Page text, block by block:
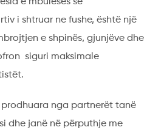
e mbulesës së
i shtruar ne fushe, është një
e shpinës, gjunjëve dhe
siguri maksimale
nga partnerët tanë
dhe janë në përputhje me